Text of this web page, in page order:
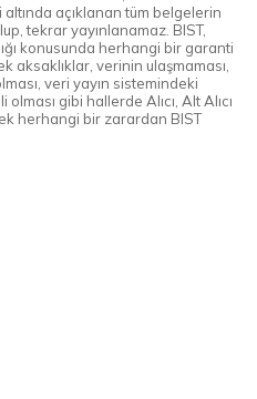
açıklanan tüm belgelerin
tekrar yayınlanamaz. BIST,
konusunda herhangi bir garanti
aksaklıklar, verinin ulaşmaması,
veri yayın sistemindeki
gibi hallerde Alıcı, Alt Alıcı
herhangi bir zarardan BIST